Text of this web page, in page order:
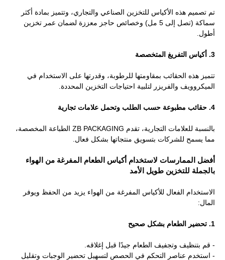
تم تصميم هذه الأكياس للتخزين الصناعي والتجاري، وتتميز بمادة أكثر
سماكة (تصل إلى 5 مل) وخصائص حاجز معززة لضمان عمر تخزين
أطول.
3. أكياس التفريغ المتخصصة
تتميز هذه الحقائب بمقاومتها للرطوبة، وقدرتها على الاستخدام في
الميكروويف والفريزر لتلبية احتياجات التخزين المحددة.
4. حقائب مطبوعة حسب الطلب وتحمل علامات تجارية
بالنسبة للعلامات التجارية، تقدم ZB PACKAGING الطباعة المخصصة،
مما يسمح للشركات بتسويق منتجاتها بشكل فعال.
أفضل الممارسات لاستخدام أكياس الطعام المفرغة من الهواء
بالجملة للتخزين طويل الأمد
الاستخدام الفعال للأكياس المفرغة من الهواء يزيد من الحفظ ويوفر
المال:
1. تحضير الطعام بشكل صحيح
- قم بتنظيف وتجفيف الطعام جيدًا قبل إغلاقه.
- استخدم عناصر التحكم في الحصص لتسهيل تحضير الوجبات وتقليل